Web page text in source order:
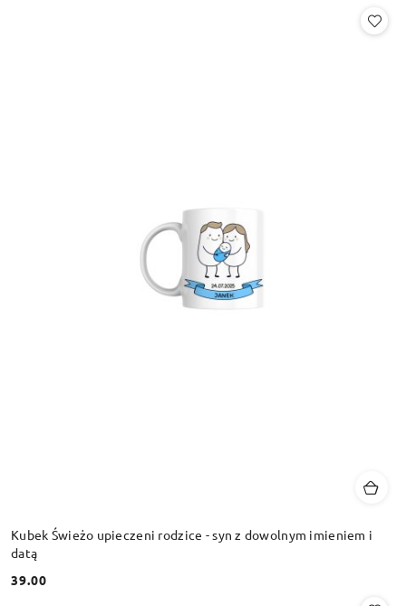
Kubek Świeżo upieczeni rodzice - syn z dowolnym imieniem i
datą
Cena:
39.00